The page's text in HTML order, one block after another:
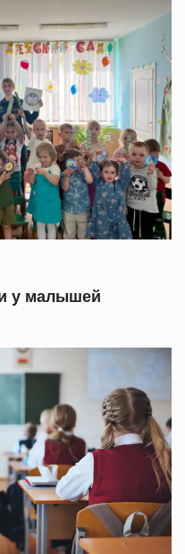
у малышей